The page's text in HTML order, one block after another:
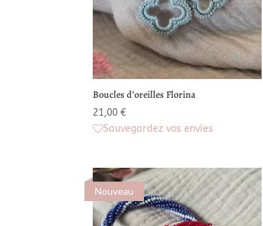
Boucles d’oreilles Florina
21,00€
Sauvegardez vos envies
Nouveau